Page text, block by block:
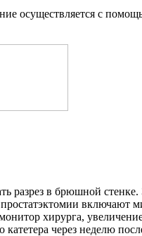
осуществляется с
разрез в брюшной
включают
хирурга,
через неделю